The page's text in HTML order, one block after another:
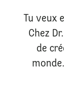
Tu veux
Chez
de